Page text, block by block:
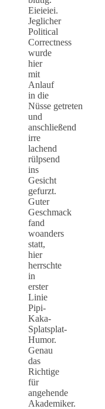
Eieieiei.
Jeglicher
Political
Correctness
wurde
hier
mit
Anlauf
in die
Nüsse getreten
und
anschließend
irre
lachend
rülpsend
ins
Gesicht
gefurzt.
Guter
Geschmack
fand
woanders
statt,
hier
herrschte
in
erster
Linie
Pipi-
Kaka-
Splatsplat-
Humor.
Genau
das
Richtige
für
angehende
Akademiker.